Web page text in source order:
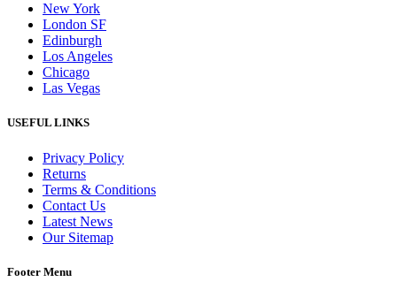
New York
London SF
Edinburgh
Los Angeles
Chicago
Las Vegas
USEFUL LINKS
Privacy Policy
Returns
Terms & Conditions
Contact Us
Latest News
Our Sitemap
Footer Menu